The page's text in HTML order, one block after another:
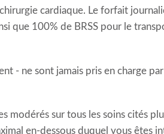
cardiaque. Le forfait
que 100% de BRSS pour le
- ne sont jamais pris en charge
modérés sur tous les soins cités
en-dessous duquel vous êtes